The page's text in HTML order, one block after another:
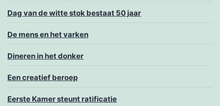
Dag van de witte stok bestaat 50 jaar
De mens en het varken
Dineren in het donker
Een creatief beroep
Eerste Kamer steunt ratificatie